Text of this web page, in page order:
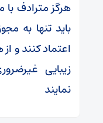
هرگز مترادف
باید تنها به
اعتماد کنند و
زیبایی
نمایند